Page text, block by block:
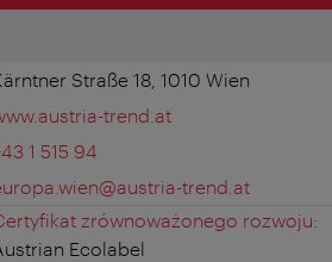
Straße 18, 1010 Wien
trend.at
1 515 94
trend.at
zrównoważonego rozwoju:
Ecolabel